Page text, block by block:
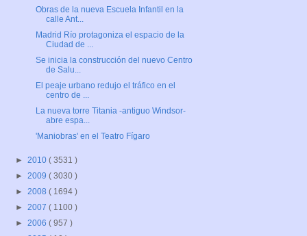
Obras de la nueva Escuela Infantil en la
calle Ant...
Madrid Río protagoniza el espacio de la
Ciudad de ...
Se inicia la construcción del nuevo Centro
de Salu...
El peaje urbano redujo el tráfico en el
centro de ...
La nueva torre Titania -antiguo Windsor-
abre espa...
'Maniobras' en el Teatro Fígaro
► 2010 ( 3531 )
► 2009 ( 3030 )
► 2008 ( 1694 )
► 2007 ( 1100 )
► 2006 ( 957 )